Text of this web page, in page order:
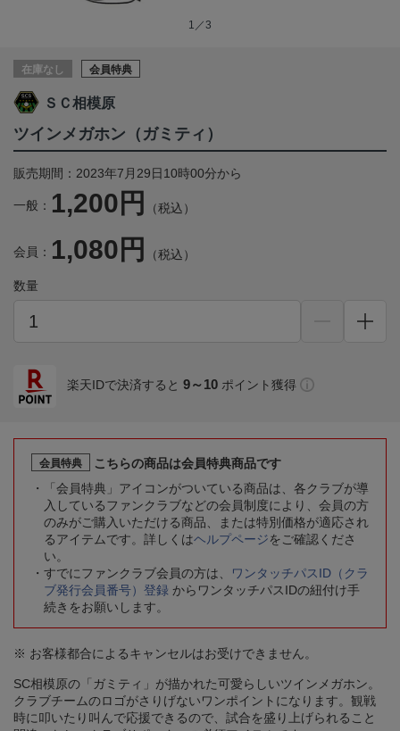
1／3
在庫なし 会員特典
ＳＣ相模原
ツインメガホン（ガミティ）
販売期間：2023年7月29日10時00分から
一般： 1,200円 （税込）
会員： 1,080円 （税込）
数量
楽天IDで決済すると 9～10 ポイント獲得
会員特典
こちらの商品は会員特典商品です
「会員特典」アイコンがついている商品は、各クラブが導
入しているファンクラブなどの会員制度により、会員の方
のみがご購入いただける商品、または特別価格が適応され
るアイテムです。詳しくはヘルプページをご確認くださ
い。
すでにファンクラブ会員の方は、
ワンタッチパスID（クラ
ブ発行会員番号）登録 からワンタッチパスIDの紐付け手
続きをお願いします。
※ お客様都合によるキャンセルはお受けできません。
SC相模原の「ガミティ」が描かれた可愛らしいツインメガホン。
クラブチームのロゴがさりげないワンポイントになります。観戦
時に叩いたり叫んで応援できるので、試合を盛り上げられること